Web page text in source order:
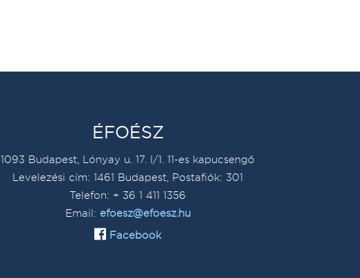
ÉFOÉSZ
1093 Budapest, Lónyay u. 17. I/1. 11-es kapucsengő
Levelezési cím: 1461 Budapest, Postafiók: 301
Telefon: + 36 1 411 1356
Email: efoesz@efoesz.hu
Facebook